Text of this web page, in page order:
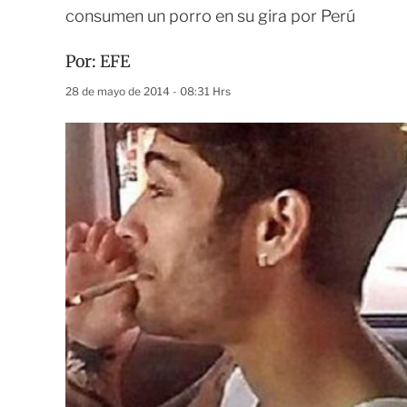
consumen un porro en su gira por Perú
Por: EFE
28 de mayo de 2014 - 08:31 Hrs